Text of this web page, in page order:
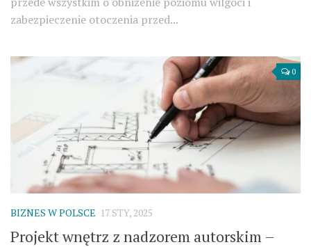
zabezpieczenie otoczenia przed...
0
BIZNES W POLSCE 17 STY, 2025
Projekt wnętrz z nadzorem autorskim –